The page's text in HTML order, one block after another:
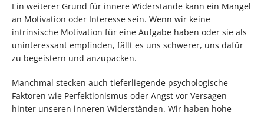
Ein weiterer Grund für innere Widerstände kann ein Mangel
an Motivation oder Interesse sein. Wenn wir keine
intrinsische Motivation für eine Aufgabe haben oder sie als
uninteressant empfinden, fällt es uns schwerer, uns dafür
zu begeistern und anzupacken.
Manchmal stecken auch tieferliegende psychologische
Faktoren wie Perfektionismus oder Angst vor Versagen
hinter unseren inneren Widerständen. Wir haben hohe